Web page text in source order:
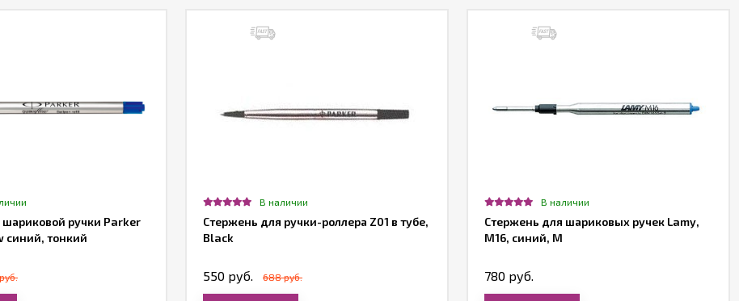
ручки Parker
синий, тонкий
В наличии
Стержень для ручки-роллера Z01 в тубе,
Black
550 руб. 688 руб.
В наличии
Стержень для шариковых ручек Lamy,
M16, синий, М
780 руб.